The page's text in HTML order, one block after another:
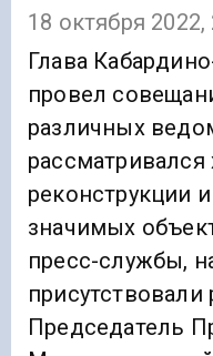
18 октября
Глава
провел
различных
рассматривался
реконструкции
значимых
пресс-службы,
Председатель